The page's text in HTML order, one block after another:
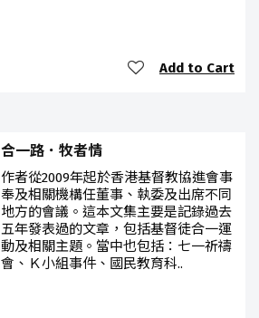
Add to Cart
合一路．牧者情
作者從2009年起於香港基督教協進會事
奉及相關機構任董事、執委及出席不同
地方的會議。這本文集主要是記錄過去
五年發表過的文章，包括基督徒合一運
動及相關主題。當中也包括：七一祈禱
會、Ｋ小組事件、國民教育科..